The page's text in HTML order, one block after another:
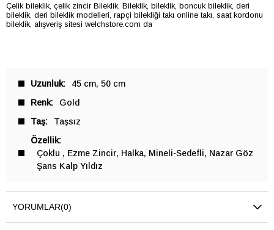
Çelik bileklik, çelik zincir Bileklik, Bileklik, bileklik, boncuk bileklik, deri
bileklik, deri bileklik modelleri, rapçi bilekliği takı online takı, saat kordonu
bileklik, alışveriş sitesi welchstore.com da
Uzunluk 45 cm 50 cm
Renk
Gold
Taş
Taşsız
Özellik
Çoklu
Ezme Zincir Halka Mineli-Sedefli
Nazar Göz
Şans Kalp Yıldız
YORUMLAR(0)